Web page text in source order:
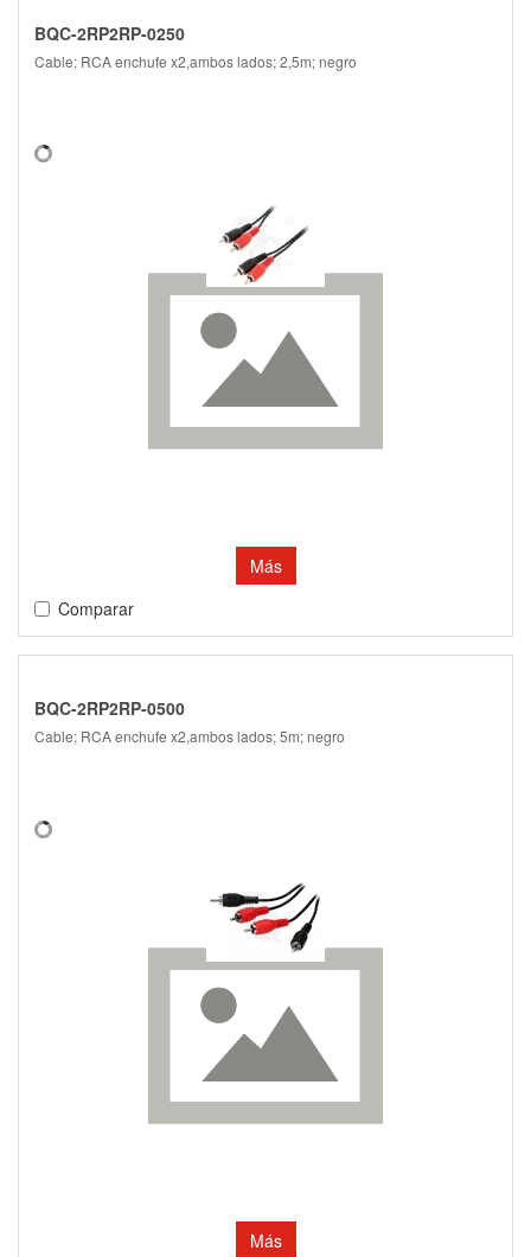
BQC-2RP2RP-0250
Cable; RCA enchufe x2,ambos lados; 2,5m; negro
Más
Comparar
BQC-2RP2RP-0500
Cable; RCA enchufe x2,ambos lados; 5m; negro
Más